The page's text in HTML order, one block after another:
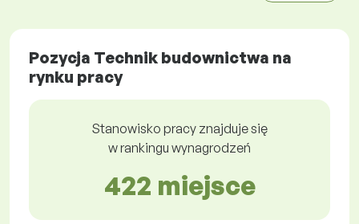
Pozycja Technik budownictwa na
rynku pracy
Stanowisko pracy znajduje się
w rankingu wynagrodzeń
422 miejsce